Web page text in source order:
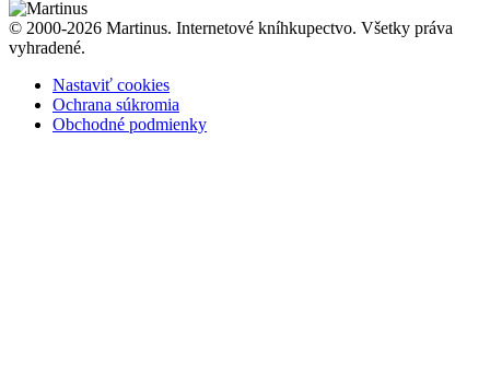
© 2000-2026 Martinus. Internetové kníhkupectvo. Všetky práva
vyhradené.
Nastaviť cookies
Ochrana súkromia
Obchodné podmienky